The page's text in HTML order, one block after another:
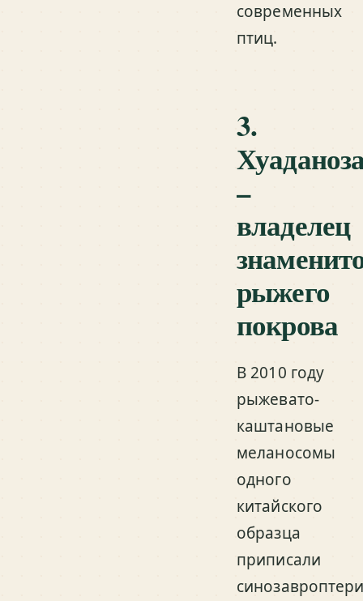
современных
птиц.
3.
–
владелец
рыжего
покрова
В 2010 году
рыжевато-
каштановые
меланосомы
одного
китайского
образца
приписали